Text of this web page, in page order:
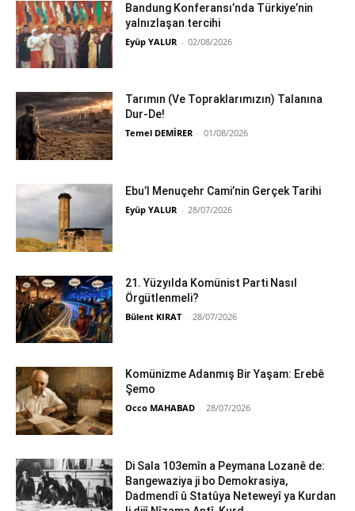
Bandung Konferansı’nda Türkiye’nin
yalnızlaşan tercihi
Eyüp YALUR - 02/08/2026
Tarımın (Ve Topraklarımızın) Talanına
Dur-De!
Temel DEMİRER - 01/08/2026
Ebu’l Menuçehr Cami’nin Gerçek Tarihi
Eyüp YALUR - 28/07/2026
21. Yüzyılda Komünist Parti Nasıl
Örgütlenmeli?
Bülent KIRAT - 28/07/2026
Komünizme Adanmış Bir Yaşam: Erebê
Şemo
Occo MAHABAD - 28/07/2026
Di Sala 103emîn a Peymana Lozanê de:
Bangewaziya ji bo Demokrasiya,
Dadmendî û Statûya Neteweyî ya Kurdan